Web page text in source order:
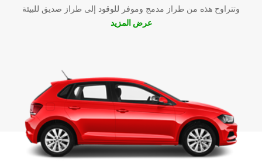
وتتراوح هذه من طراز مدمج وموفر للوقود إلى طراز صديق للبيئة
عرض المزيد